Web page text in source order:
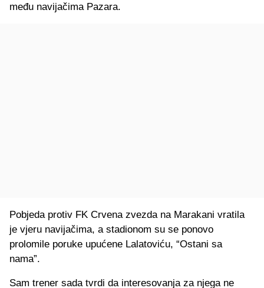
među navijačima Pazara.
Pobjeda protiv FK Crvena zvezda na Marakani vratila
je vjeru navijačima, a stadionom su se ponovo
prolomile poruke upućene Lalatoviću, “Ostani sa
nama”.
Sam trener sada tvrdi da interesovanja za njega ne